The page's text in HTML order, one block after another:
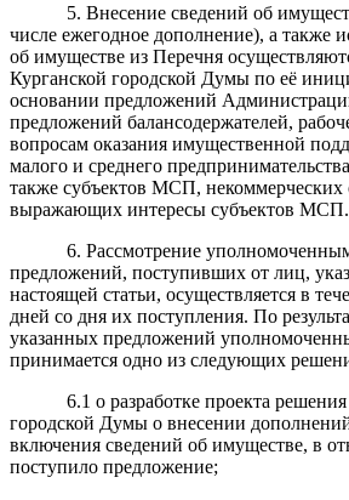
5. Внесение сведений об
числе ежегодное дополнение), а также
об имуществе из Перечня
Курганской городской Думы по её
основании предложений
предложений балансодержателей,
вопросам оказания имущественной
малого и среднего
также субъектов МСП, некоммерческих
выражающих интересы субъектов МСП.
6. Рассмотрение
предложений, поступивших от лиц,
настоящей статьи, осуществляется в
дней со дня их поступления. По
указанных предложений
принимается одно из следующих
6.1 о разработке проекта
городской Думы о внесении
включения сведений об имуществе, в
поступило предложение;